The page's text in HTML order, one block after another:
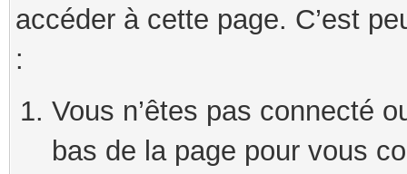
accéder à cette page. C’est
:
Vous n’êtes pas connecté
bas de la page pour vous